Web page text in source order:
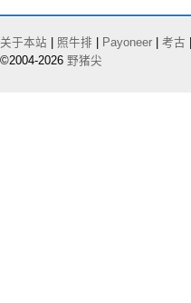
关于本站 照牛排 Payoneer 考古
©2004-2026 野猪尖